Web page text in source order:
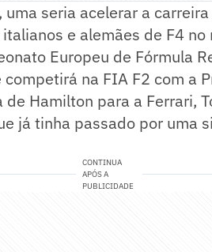
seria acelerar a
e alemães de F4 no
Europeu de Fórmula
na FIA F2 com a
Hamilton para a Ferrari,
já tinha passado por uma
CONTINUA
APÓS A
PUBLICIDADE